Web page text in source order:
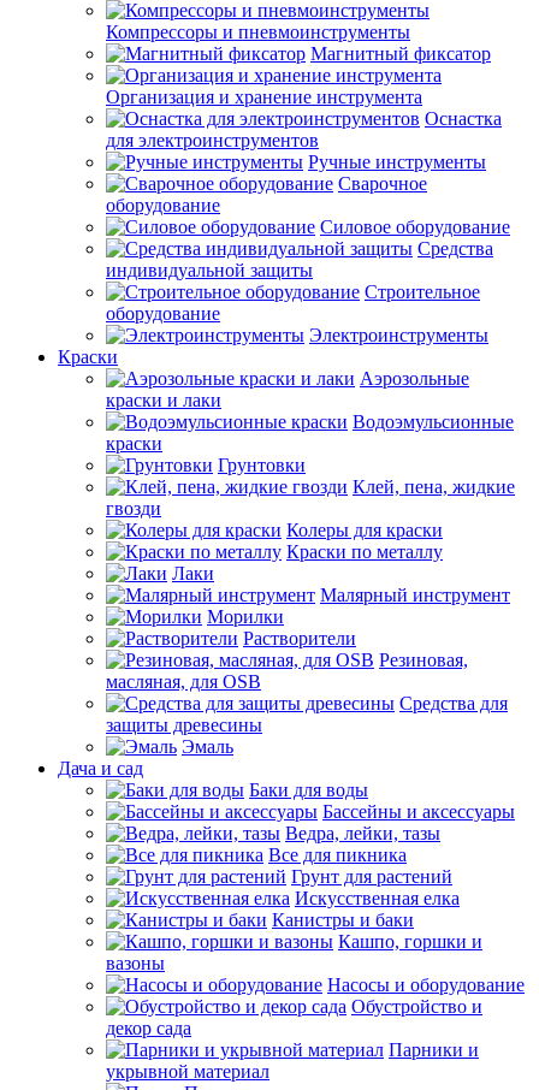
Компрессоры и пневмоинструменты
Магнитный фиксатор
Организация и хранение инструмента
Оснастка
для электроинструментов
Ручные инструменты
Сварочное
оборудование
Силовое оборудование
Средства
индивидуальной защиты
Строительное
оборудование
Электроинструменты
Краски
Аэрозольные
краски и лаки
Водоэмульсионные
краски
Грунтовки
Клей, пена, жидкие
гвозди
Колеры для краски
Краски по металлу
Лаки
Малярный инструмент
Морилки
Растворители
Резиновая,
масляная, для OSB
Средства для
защиты древесины
Эмаль
Дача и сад
Баки для воды
Бассейны и аксессуары
Ведра, лейки, тазы
Все для пикника
Грунт для растений
Искусственная елка
Канистры и баки
Кашпо, горшки и
вазоны
Насосы и оборудование
Обустройство и
декор сада
Парники и
укрывной материал